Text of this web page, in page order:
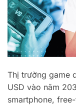
Thị trường game
USD vào năm
smartphone,